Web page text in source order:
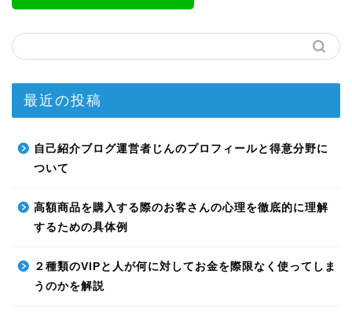
最近の投稿
自己紹介ブログ運営者じんのプロフィールと得意分野に
ついて
高額商品を購入する際のお客さんの心理を徹底的に理解
するための具体例
２種類のVIPと人が何に対してお金を際限なく使ってしま
うのかを解説